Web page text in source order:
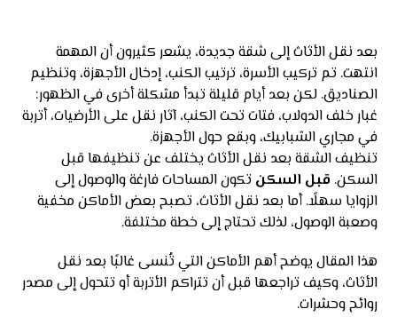
بعد نقل الأثاث إلى شقة جديدة، يشعر كثيرون أن المهمة
انتهت. تم تركيب الأسرة، ترتيب الكنب، إدخال الأجهزة، وتنظيم
الصناديق. لكن بعد أيام قليلة تبدأ مشكلة أخرى في الظهور:
غبار خلف الدولاب، فتات تحت الكنب، آثار نقل على الأرضيات، أتربة
في مجاري الشبابيك، وبقع حول الأجهزة.
تنظيف الشقة بعد نقل الأثاث يختلف عن تنظيفها قبل
السكن. قبل السكن تكون المساحات فارغة والوصول إلى
الزوايا سهلًا. أما بعد نقل الأثاث، تصبح بعض الأماكن مخفية
وصعبة الوصول، لذلك تحتاج إلى خطة مختلفة.
هذا المقال يوضح أهم الأماكن التي تُنسى غالبًا بعد نقل
الأثاث، وكيف تراجعها قبل أن تتراكم الأتربة أو تتحول إلى مصدر
روائح وحشرات.